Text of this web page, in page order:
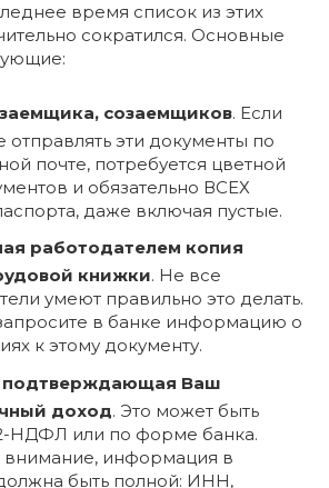
время список из этих
сократился. Основные
созаемщиков. Если
отправлять эти документы по
почте, потребуется цветной
и обязательно ВСЕХ
даже включая пустые.
работодателем копия
книжки. Не все
умеют правильно это делать.
в банке информацию о
к этому документу.
подтверждающая Ваш
доход. Это может быть
НДФЛ или по форме банка.
внимание, информация в
быть полной: ИНН,